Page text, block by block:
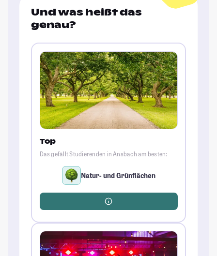
Und was heißt das
genau?
Top
Das gefällt Studierenden in Ansbach am besten:
Natur- und Grünflächen